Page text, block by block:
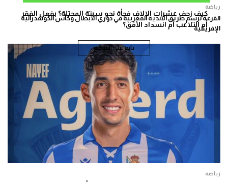
كيف زحف عشرات الالاف فجأة نحو سبتة المحتلة؟ بفعل الفقر
أم التلاعب أم انسداد الأفق؟
تابع على الموقع
رياضة
القرعة ترسم طريق الأندية المغربية في دوري الأبطال وكأس الكونفدرالية
الإفريقية
رياضة